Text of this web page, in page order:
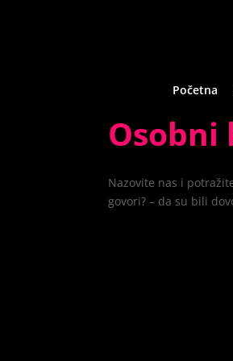
Početna
Nazovite nas i
govori? – da su bili